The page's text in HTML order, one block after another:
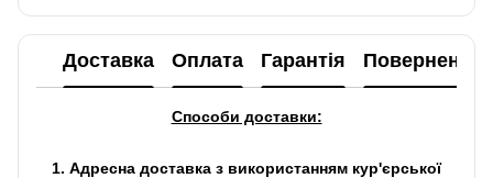
Доставка Оплата Гарантія Повернення
Способи доставки:
1. Адресна доставка з використанням кур'єрської